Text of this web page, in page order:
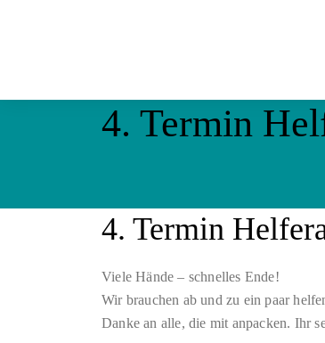
4. Termin
4. Termin
Viele Hände – schnelles Ende!
Wir brauchen ab und zu ein paar
Danke an alle, die mit anpacken. Ihr